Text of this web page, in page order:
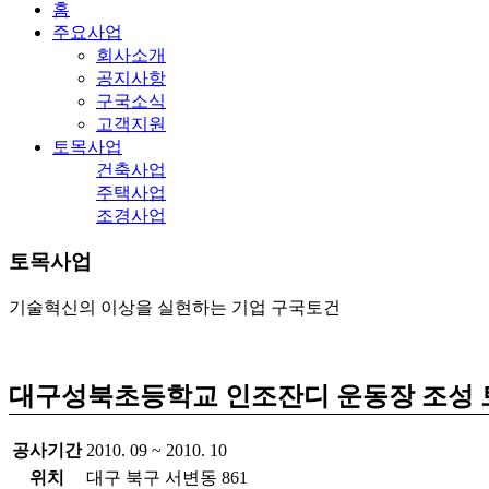
홈
주요사업
회사소개
공지사항
구국소식
고객지원
토목사업
건축사업
주택사업
조경사업
토목사업
기술혁신의 이상을 실현하는 기업 구국토건
대구성북초등학교 인조잔디 운동장 조성
공사기간 2010. 09 ~ 2010. 10
위치
대구 북구 서변동 861